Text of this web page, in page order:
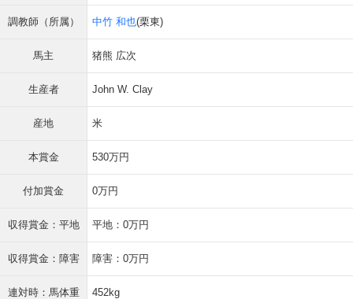
調教師（所属） 中竹 和也(栗東)
馬主 猪熊 広次
生産者 John W. Clay
産地 米
本賞金 530万円
付加賞金 0万円
収得賞金：平地 平地：0万円
収得賞金：障害 障害：0万円
連対時：馬体重 452kg